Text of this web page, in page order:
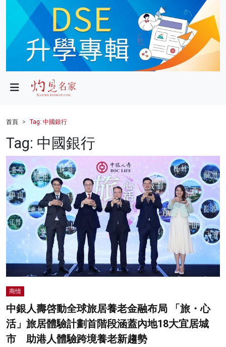
政局
財經
健康
商業
科技
影片
名家榜
灼見活動
首頁 Tag: 中國銀行
Tag: 中國銀行
商情
中銀人壽啓動全球旅居養老金融布局 「旅・心
活」旅居體驗計劃首階段涵蓋內地18大宜居城
市 助港人體驗跨境養老新趨勢